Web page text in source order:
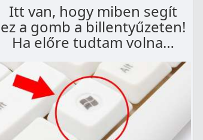
Itt van, hogy miben segít
ez a gomb a billentyűzeten!
Ha előre tudtam volna…